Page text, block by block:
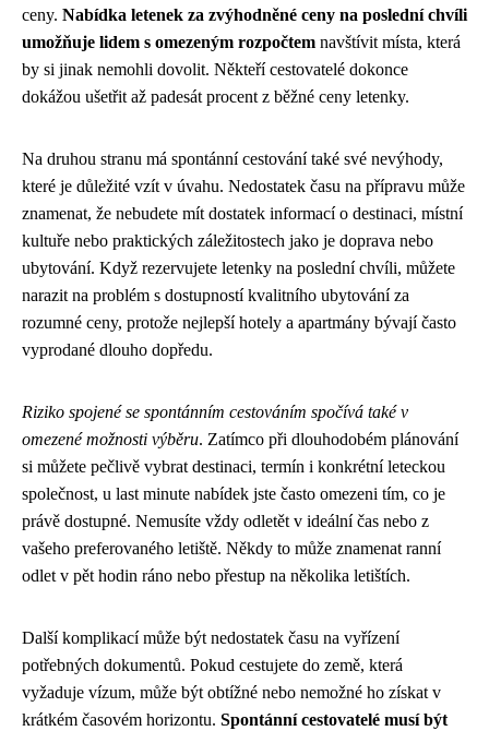
ceny. Nabídka letenek za zvýhodněné ceny na poslední chvíli
umožňuje lidem s omezeným rozpočtem navštívit místa, která
by si jinak nemohli dovolit. Někteří cestovatelé dokonce
dokážou ušetřit až padesát procent z běžné ceny letenky.
Na druhou stranu má spontánní cestování také své nevýhody,
které je důležité vzít v úvahu. Nedostatek času na přípravu může
znamenat, že nebudete mít dostatek informací o destinaci, místní
kultuře nebo praktických záležitostech jako je doprava nebo
ubytování. Když rezervujete letenky na poslední chvíli, můžete
narazit na problém s dostupností kvalitního ubytování za
rozumné ceny, protože nejlepší hotely a apartmány bývají často
vyprodané dlouho dopředu.
Riziko spojené se spontánním cestováním spočívá také v
omezené možnosti výběru. Zatímco při dlouhodobém plánování
si můžete pečlivě vybrat destinaci, termín i konkrétní leteckou
společnost, u last minute nabídek jste často omezeni tím, co je
právě dostupné. Nemusíte vždy odletět v ideální čas nebo z
vašeho preferovaného letiště. Někdy to může znamenat ranní
odlet v pět hodin ráno nebo přestup na několika letištích.
Další komplikací může být nedostatek času na vyřízení
potřebných dokumentů. Pokud cestujete do země, která
vyžaduje vízum, může být obtížné nebo nemožné ho získat v
krátkém časovém horizontu. Spontánní cestovatelé musí být